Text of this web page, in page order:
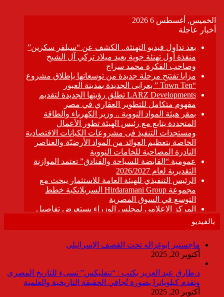
بالفيديو
ماجستير ابوغزاله تحت القصف الإسرائيلى
أكتوبر 20, 2025
د.طارق عبد العزيز يكتب : “نتفليكس” تسىء للتاريخ المصرى
وتقدم كيلوباترا بصورة تُجافي الحقيقة التاريخية والعلمية
أكتوبر 20, 2025